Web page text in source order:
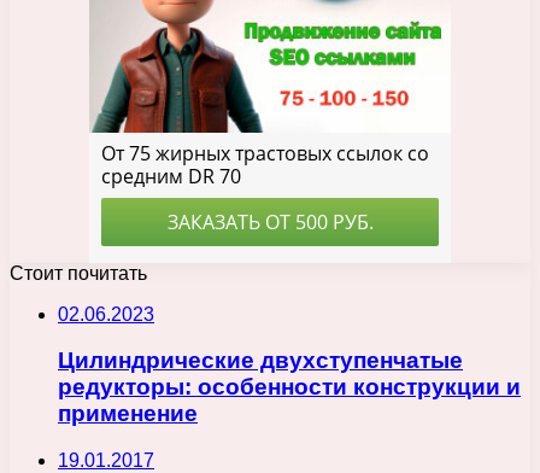
Стоит почитать
02.06.2023
Цилиндрические двухступенчатые
редукторы: особенности конструкции и
применение
19.01.2017